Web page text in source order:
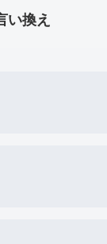
い換え